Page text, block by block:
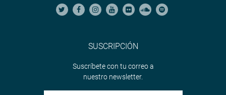
SUSCRIPCIÓN
Suscríbete con tu correo a
nuestro newsletter.